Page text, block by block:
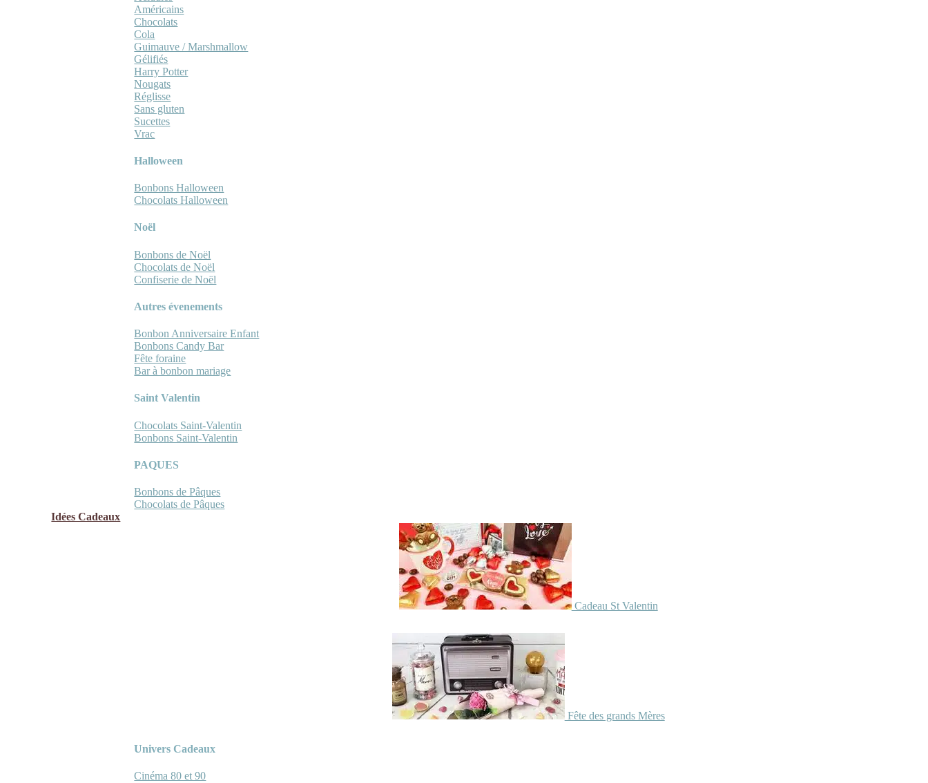
Américains
Chocolats
Cola
Guimauve / Marshmallow
Gélifiés
Harry Potter
Nougats
Réglisse
Sans gluten
Sucettes
Vrac
Halloween
Bonbons Halloween
Chocolats Halloween
Noël
Bonbons de Noël
Chocolats de Noël
Confiserie de Noël
Autres évenements
Bonbon Anniversaire Enfant
Bonbons Candy Bar
Fête foraine
Bar à bonbon mariage
Saint Valentin
Chocolats Saint-Valentin
Bonbons Saint-Valentin
PAQUES
Bonbons de Pâques
Chocolats de Pâques
Idées Cadeaux
Cadeau St Valentin
Fête des grands Mères
Univers Cadeaux
Cinéma 80 et 90